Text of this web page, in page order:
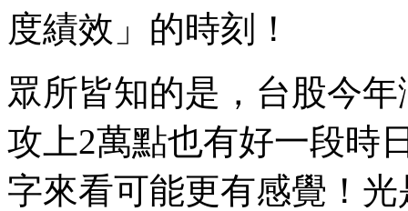
度績效」的時刻！
眾所皆知的是，台股今
攻上2萬點也有好一段時
字來看可能更有感覺！